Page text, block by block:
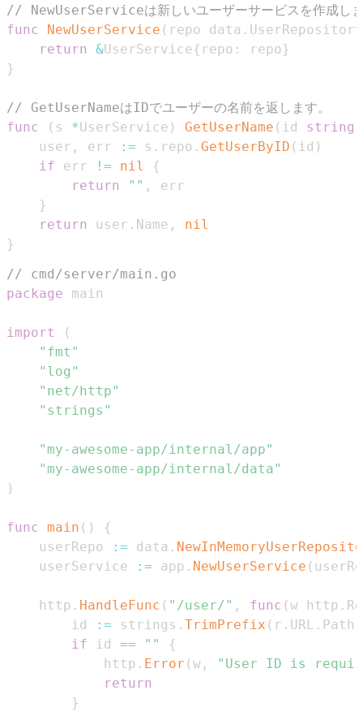
// NewUserServiceは新しいユーザーサービスを作成し
func
NewUserService ( repo data . UserRepository
return
&UserService{ repo : repo}
}
// GetUserNameはIDでユーザーの名前を返します。
func
( s *UserService ) GetUserName ( id string
	user
, err := s . repo . GetUserByID ( id )
if err != nil
{
return
"" ,
}
return
user . Name ,
nil
}
// cmd/server/main.go
package
import
(
"fmt"
"log"
"net/http"
"strings"
"my-awesome-app/internal/app"
"my-awesome-app/internal/data"
)
func main ( )
{
	userRepo
:= data .
	userService
:= app . NewUserService (
	http
. HandleFunc ( "/user/" , func (w http .
		id
:= strings . TrimPrefix ( r . URL . Path
if id == ""
{
			http
. Error (w ,
"User ID is
return
}